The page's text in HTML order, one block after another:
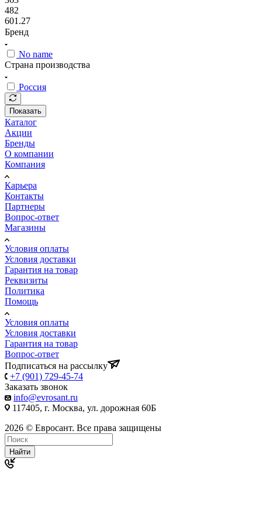
482
601.27
Бренд
No name
Страна производства
Россия
Показать
Каталог
Акции
Бренды
О компании
Компания
Карьера
Контакты
Партнеры
Вопрос-ответ
Магазины
Условия оплаты
Условия доставки
Гарантия на товар
Реквизиты
Политика
Помощь
Условия оплаты
Условия доставки
Гарантия на товар
Вопрос-ответ
Подписаться на рассылку
+7 (901) 729-45-74
Заказать звонок
info@evrosant.ru
117405, г. Москва, ул. дорожная 60Б
2026 © Евросант. Все права защищены
Найти